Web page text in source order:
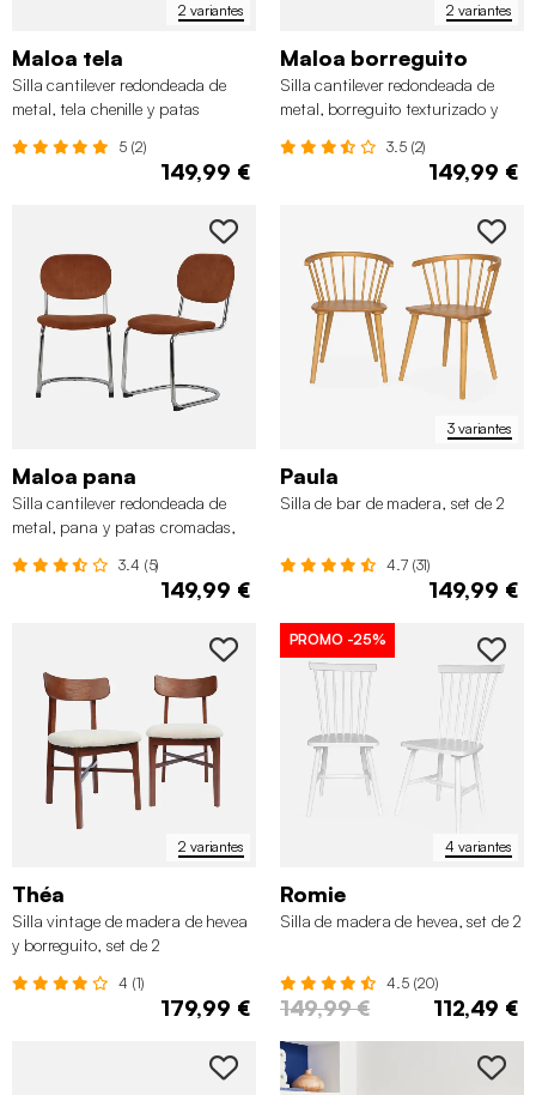
2 variantes
Maloa tela
Silla cantilever redondeada de
metal, tela chenille y patas
5 (2)
149,99 €
2 variantes
Maloa borreguito
Silla cantilever redondeada de
metal, borreguito texturizado y
3.5 (2)
149,99 €
Maloa pana
Silla cantilever redondeada de
metal, pana y patas cromadas,
3.4 (5)
149,99 €
3 variantes
Paula
Silla de bar de madera, set de 2
4.7 (31)
149,99 €
2 variantes
Théa
Silla vintage de madera de hevea
y borreguito, set de 2
4 (1)
179,99 €
4 variantes
PROMO -25%
Romie
Silla de madera de hevea, set de 2
4.5 (20)
149,99 € 112,49 €